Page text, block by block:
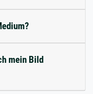
mein Bild